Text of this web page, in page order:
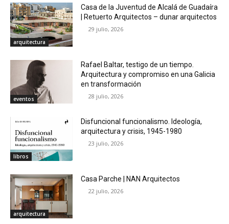
arquitectura
Casa de la Juventud de Alcalá de Guadaíra
| Retuerto Arquitectos – dunar arquitectos
29 julio, 2026
eventos
Rafael Baltar, testigo de un tiempo.
Arquitectura y compromiso en una Galicia
en transformación
28 julio, 2026
libros
Disfuncional funcionalismo. Ideología,
arquitectura y crisis, 1945-1980
23 julio, 2026
arquitectura
Casa Parche | NAN Arquitectos
22 julio, 2026